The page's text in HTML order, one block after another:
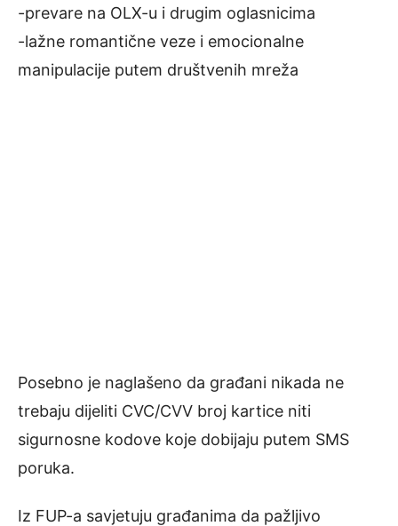
-prevare na OLX-u i drugim oglasnicima
-lažne romantične veze i emocionalne
manipulacije putem društvenih mreža
Posebno je naglašeno da građani nikada ne
trebaju dijeliti CVC/CVV broj kartice niti
sigurnosne kodove koje dobijaju putem SMS
poruka.
Iz FUP-a savjetuju građanima da pažljivo